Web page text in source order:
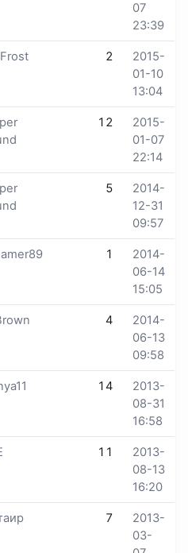
07
23:39
2
2015-
01-10
13:04
12
2015-
01-07
22:14
5
2014-
12-31
09:57
1
2014-
06-14
15:05
4
2014-
06-13
09:58
14
2013-
08-31
16:58
11
2013-
08-13
16:20
7
2013-
03-